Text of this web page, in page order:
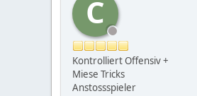
C
Kontrolliert Offensiv +
Miese Tricks
Anstossspieler